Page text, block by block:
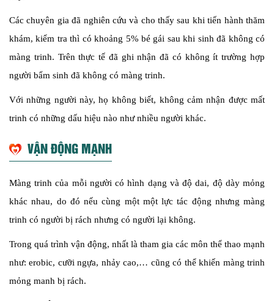
Các chuyên gia đã nghiên cứu và cho thấy sau khi tiến hành thăm
khám, kiểm tra thì có khoảng 5% bé gái sau khi sinh đã không có
màng trinh. Trên thực tế đã ghi nhận đã có không ít trường hợp
người bẩm sinh đã không có màng trinh.
Với những người này, họ không biết, không cảm nhận được mất
trinh có những dấu hiệu nào như nhiều người khác.
VẬN ĐỘNG MẠNH
Màng trinh của mỗi người có hình dạng và độ dai, độ dày mỏng
khác nhau, do đó nếu cùng một một lực tác động nhưng màng
trinh có người bị rách nhưng có người lại không.
Trong quá trình vận động, nhất là tham gia các môn thể thao mạnh
như: erobic, cưỡi ngựa, nhảy cao,… cũng có thể khiến màng trinh
mỏng manh bị rách.